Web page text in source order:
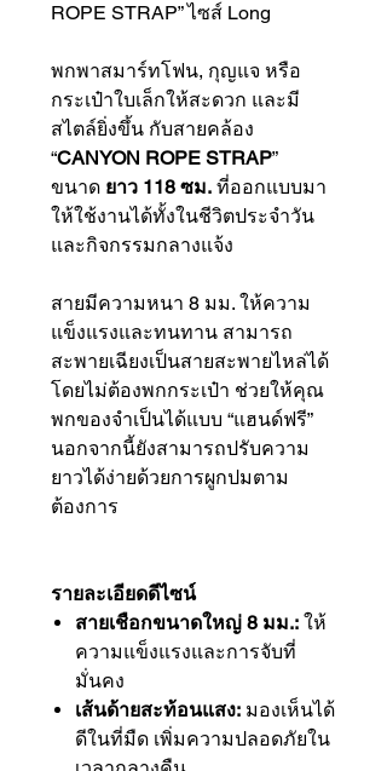
ROPE STRAP” ไซส์ Long
พกพาสมาร์ทโฟน, กุญแจ หรือ
กระเป๋าใบเล็กให้สะดวก และมี
สไตล์ยิ่งขึ้น กับสายคล้อง
“CANYON ROPE STRAP”
ขนาด ยาว 118 ซม. ที่ออกแบบมา
ให้ใช้งานได้ทั้งในชีวิตประจำวัน
และกิจกรรมกลางแจ้ง
สายมีความหนา 8 มม. ให้ความ
แข็งแรงและทนทาน สามารถ
สะพายเฉียงเป็นสายสะพายไหล่ได้
โดยไม่ต้องพกกระเป๋า ช่วยให้คุณ
พกของจำเป็นได้แบบ “แฮนด์ฟรี”
นอกจากนี้ยังสามารถปรับความ
ยาวได้ง่ายด้วยการผูกปมตาม
ต้องการ
รายละเอียดดีไซน์
สายเชือกขนาดใหญ่ 8 มม.: ให้
ความแข็งแรงและการจับที่
มั่นคง
เส้นด้ายสะท้อนแสง: มองเห็นได้
ดีในที่มืด เพิ่มความปลอดภัยใน